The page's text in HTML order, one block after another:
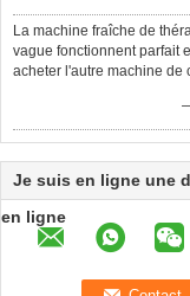
La machine fraîche de
vague fonctionnent parfait
acheter l'autre machine de
Je suis en ligne une
en ligne